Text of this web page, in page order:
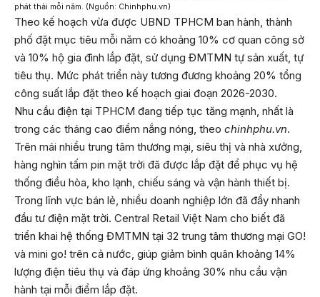
phát thải mỗi năm. (Nguồn: Chinhphu.vn)
Theo kế hoạch vừa được UBND TPHCM ban hành, thành
phố đặt mục tiêu mỗi năm có khoảng 10% cơ quan công sở
và 10% hộ gia đình lắp đặt, sử dụng ĐMTMN tự sản xuất, tự
tiêu thụ. Mức phát triển này tương đương khoảng 20% tổng
công suất lắp đặt theo kế hoạch giai đoạn 2026-2030.
Nhu cầu điện tại TPHCM đang tiếp tục tăng mạnh, nhất là
trong các tháng cao điểm nắng nóng, theo chinhphu.vn.
Trên mái nhiều trung tâm thương mại, siêu thị và nhà xưởng,
hàng nghìn tấm pin mặt trời đã được lắp đặt để phục vụ hệ
thống điều hòa, kho lạnh, chiếu sáng và vận hành thiết bị.
Trong lĩnh vực bán lẻ, nhiều doanh nghiệp lớn đã đẩy nhanh
đầu tư điện mặt trời. Central Retail Việt Nam cho biết đã
triển khai hệ thống ĐMTMN tại 32 trung tâm thương mại GO!
và mini go! trên cả nước, giúp giảm bình quân khoảng 14%
lượng điện tiêu thụ và đáp ứng khoảng 30% nhu cầu vận
hành tại mỗi điểm lắp đặt.